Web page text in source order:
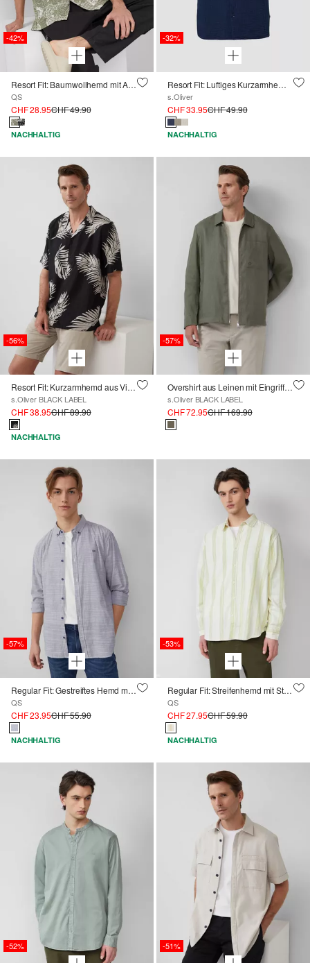
-42%
Resort Fit: Baumwollhemd mit All-over-Print
QS
CHF 28.95CHF 49.90
NACHHALTIG
-32%
Resort Fit: Luftiges Kurzarmhemd aus Musselin
s.Oliver
CHF 33.95CHF 49.90
NACHHALTIG
-56%
Resort Fit: Kurzarmhemd aus Viskosemix
s.Oliver BLACK LABEL
CHF 38.95CHF 89.90
NACHHALTIG
-57%
Overshirt aus Leinen mit Eingrifftaschen
s.Oliver BLACK LABEL
CHF 72.95CHF 169.90
-57%
Regular Fit: Gestreiftes Hemd mit Logo-Stickerei
QS
CHF 23.95CHF 55.90
NACHHALTIG
-53%
Regular Fit: Streifenhemd mit Strukturoptik
QS
CHF 27.95CHF 59.90
NACHHALTIG
-52% -51%